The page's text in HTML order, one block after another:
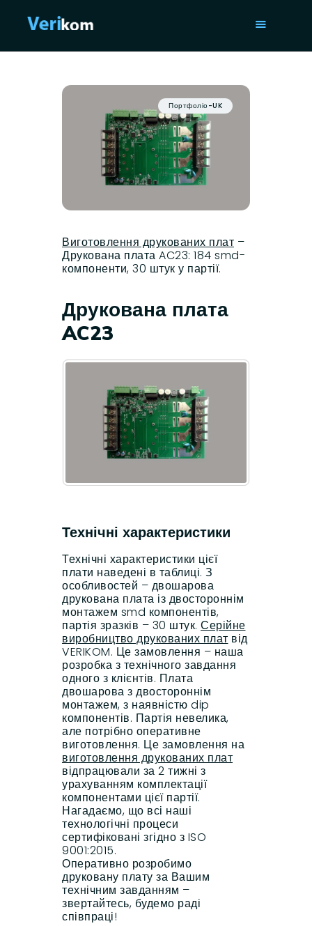
ПОРТФОЛІО
СТАТТІ
ПРО НАС
Портфоліо-UK
Виготовлення друкованих плат –
Друкована плата AC23: 184 smd-
компоненти, 30 штук у партії.
Друкована плата
AC23
Технічні характеристики
Технічні характеристики цієї
плати наведені в таблиці. З
особливостей – двошарова
друкована плата із двостороннім
монтажем smd компонентів,
партія зразків – 30 штук. Серійне
виробництво друкованих плат від
VERIKOM. Це замовлення – наша
розробка з технічного завдання
одного з клієнтів. Плата
двошарова з двостороннім
монтажем, з наявністю dip
компонентів. Партія невелика,
але потрібно оперативне
виготовлення. Це замовлення на
виготовлення друкованих плат
відпрацювали за 2 тижні з
урахуванням комплектації
компонентами цієї партії.
Нагадаємо, що всі наші
технологічні процеси
сертифіковані згідно з ISO
9001:2015.
Оперативно розробимо
друковану плату за Вашим
технічним завданням –
звертайтесь, будемо раді
співпраці!